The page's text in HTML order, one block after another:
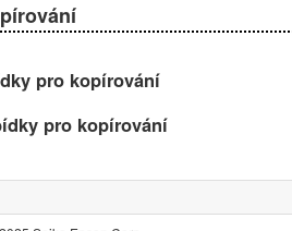
pro kopírování
pro kopírování